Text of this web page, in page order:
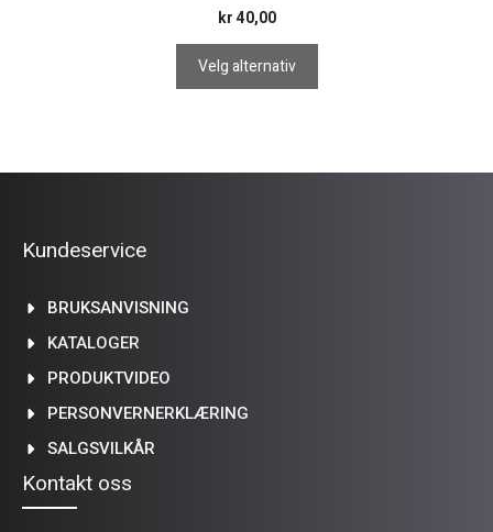
kr 40,00
Velg alternativ
Kundeservice
BRUKSANVISNING
KATALOGER
PRODUKTVIDEO
PERSONVERNERKLÆRING
SALGSVILKÅR
Kontakt oss